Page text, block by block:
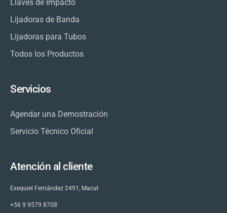
Llaves de Impacto
Lijadoras de Banda
Lijadoras para Tubos
Todos los Productos
Servicios
Agendar una Demostración
Servicio Técnico Oficial
Atención al cliente
Exequiel Fernández 2491, Macul
+56 9 9579 8708